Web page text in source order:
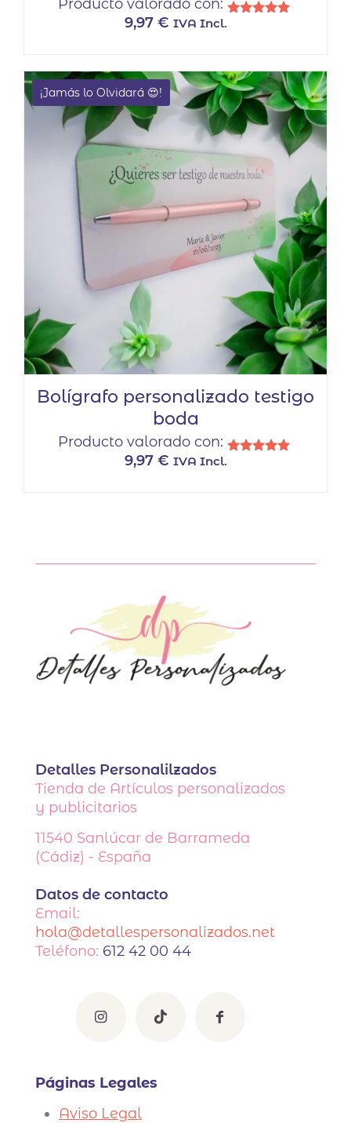
Producto valorado con:
9,97 € IVA Incl.
¡Jamás lo Olvidará 😍!
Bolígrafo personalizado testigo
boda
Producto valorado con:
9,97 € IVA Incl.
Detalles Personalilzados
Tienda de Artículos personalizados
y publicitarios
11540 Sanlúcar de Barrameda
(Cádiz) - España
Datos de contacto
Email:
hola@detallespersonalizados.net
Teléfono: 612 42 00 44
Páginas Legales
Aviso Legal